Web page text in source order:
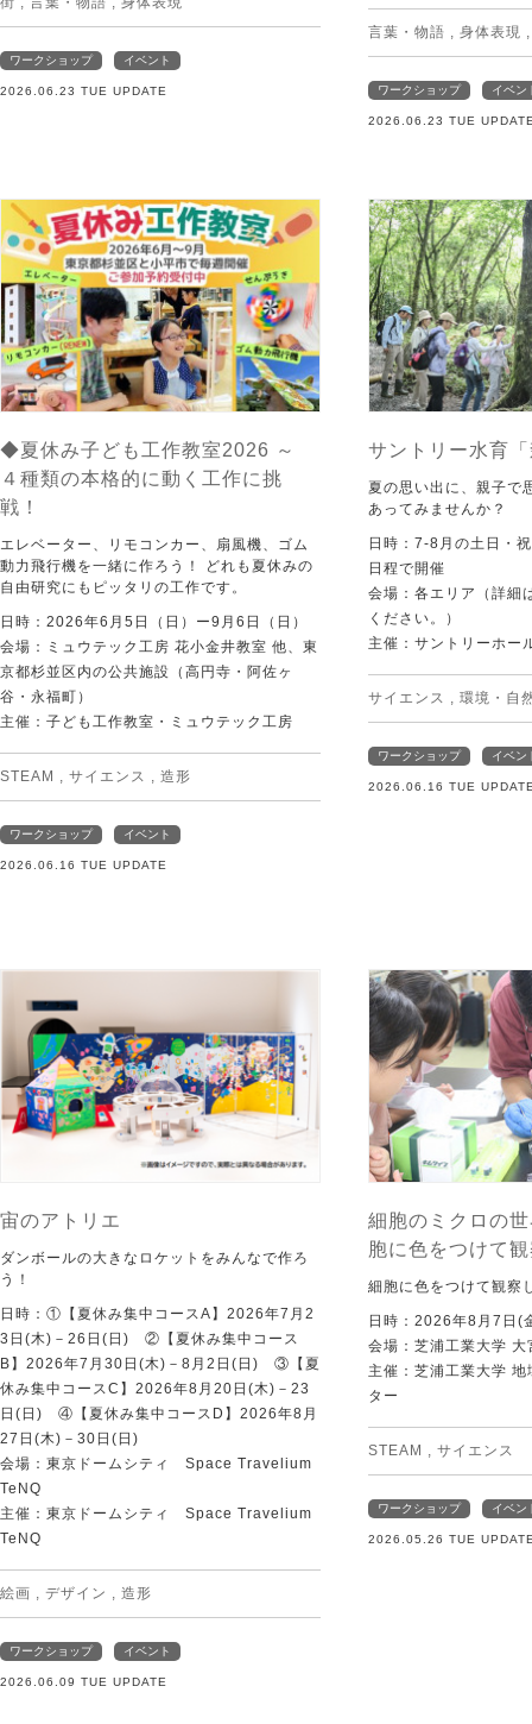
ワークショップ イベント
2026.06.23 TUE UPDATE
言葉・物語 身体表現
ワークショップ イベン
2026.06.23 TUE
◆夏休み子ども工作教室2026 ～
４種類の本格的に動く工作に挑
戦！
エレベーター、リモコンカー、扇風機、ゴム
動力飛行機を一緒に作ろう！ どれも夏休みの
自由研究にもピッタリの工作です。
日時：2026年6月5日（日）ー9月6日（日）
会場：ミュウテック工房 花小金井教室 他、東
京都杉並区内の公共施設（高円寺・阿佐ヶ
谷・永福町）
主催：子ども工作教室・ミュウテック工房
STEAM サイエンス 造形
ワークショップ イベント
2026.06.16 TUE UPDATE
サントリー水育
夏の思い出に、親子で
あってみませんか？
日時：7-8月の土日・
日程で開催
会場：各エリア（詳細
ください。）
主催：サントリーホー
サイエンス 環境・自
ワークショップ イベン
2026.06.16 TUE
宙のアトリエ
ダンボールの大きなロケットをみんなで作ろ
う！
日時：①【夏休み集中コースA】2026年7月2
3日(木)－26日(日) ②【夏休み集中コース
B】2026年7月30日(木)－8月2日(日) ③【夏
休み集中コースC】2026年8月20日(木)－23
日(日) ④【夏休み集中コースD】2026年8月
27日(木)－30日(日)
会場：東京ドームシティ Space Travelium
TeNQ
主催：東京ドームシティ Space Travelium
TeNQ
絵画 デザイン 造形
ワークショップ イベント
2026.06.09 TUE UPDATE
細胞のミクロの
胞に色をつけて
細胞に色をつけて観察
日時：2026年8月7日(
会場：芝浦工業大学 大
主催：芝浦工業大学
ター
STEAM サイエンス
ワークショップ イベン
2026.05.26 TUE